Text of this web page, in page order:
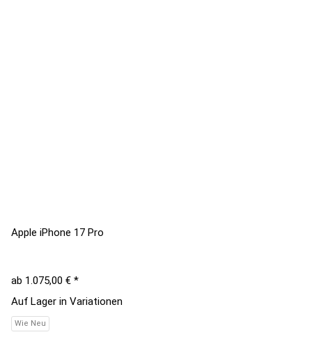
Apple iPhone 17 Pro
ab 1.075,00 € *
Auf Lager in Variationen
Wie Neu